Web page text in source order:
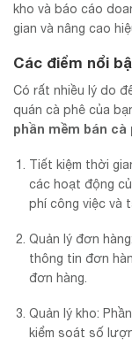
kho và báo cáo
gian và nâng cao
Các điểm nổi
Có rất nhiều lý do
quán cà phê của
phần mềm bán cà
Tiết kiệm thời
các hoạt động
phí công việc và
Quản lý đơn
thông tin đơn
đơn hàng.
Quản lý kho:
kiểm soát số